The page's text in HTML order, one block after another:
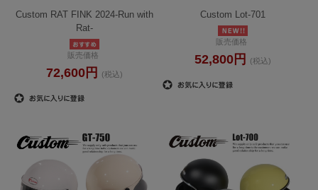
Custom RAT FINK 2024-Run with
Rat-
販売価格
72,600円 (税込)
Custom Lot-701
販売価格
52,800円 (税込)